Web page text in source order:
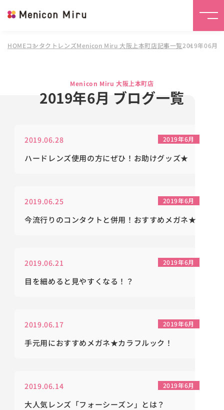
HOMEコンタクトレンズMenicon Miru 大阪上本町店記事一覧2019年06月
Menicon Miru 大阪上本町店
2019年6月 ブログ一覧
2019.06.28 2019年6月
ハードレンズ使用の方にぜひ！お助けグッズ★
2019.06.25 2019年6月
今流行りのコンタクトと併用！おすすめメガネ★
2019.06.21 2019年6月
目を細めると見やすくなる！？
2019.06.17 2019年6月
手元用におすすめメガネ★カラフルック！
2019.06.14 2019年6月
大人気レンズ「フォーシーズン」とは？